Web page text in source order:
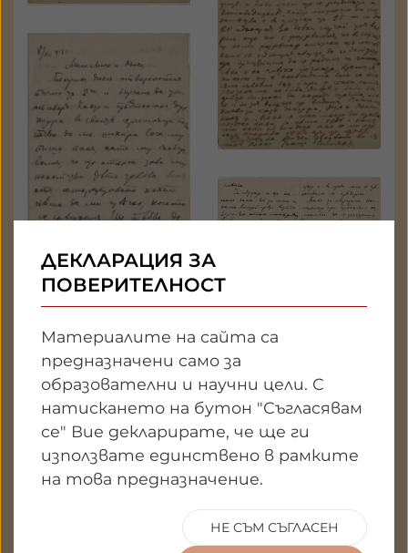
ДЕКЛАРАЦИЯ ЗА
ПОВЕРИТЕЛНОСТ
Материалите на сайта са
предназначени само за
образователни и научни цели. С
натискането на бутон "Съгласявам
се" Вие декларирате, че ще ги
използвате единствено в рамките
на това предназначение.
НЕ СЪМ СЪГЛАСЕН